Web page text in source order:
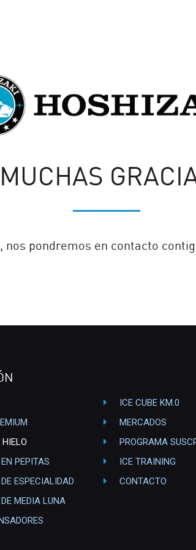
MUCHAS
pondremos en contacto
PEPITAS
ESPECIALIDAD
MEDIA LUNA
ICE CUBE KM.0
MERCADOS
PROGRAMA
ICE TRAINING
CONTACTO